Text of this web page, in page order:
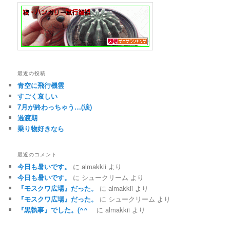
最近の投稿
青空に飛行機雲
すごく哀しい
7月が終わっちゃう…(涙)
過渡期
乗り物好きなら
最近のコメント
今日も暑いです。 にalmakkii より
今日も暑いです。
に シュークリーム より
『モスクワ広場』だった。
にalmakkii より
『モスクワ広場』だった。
に シュークリーム より
『黒執事』でした。(^^ゞ
にalmakkii より